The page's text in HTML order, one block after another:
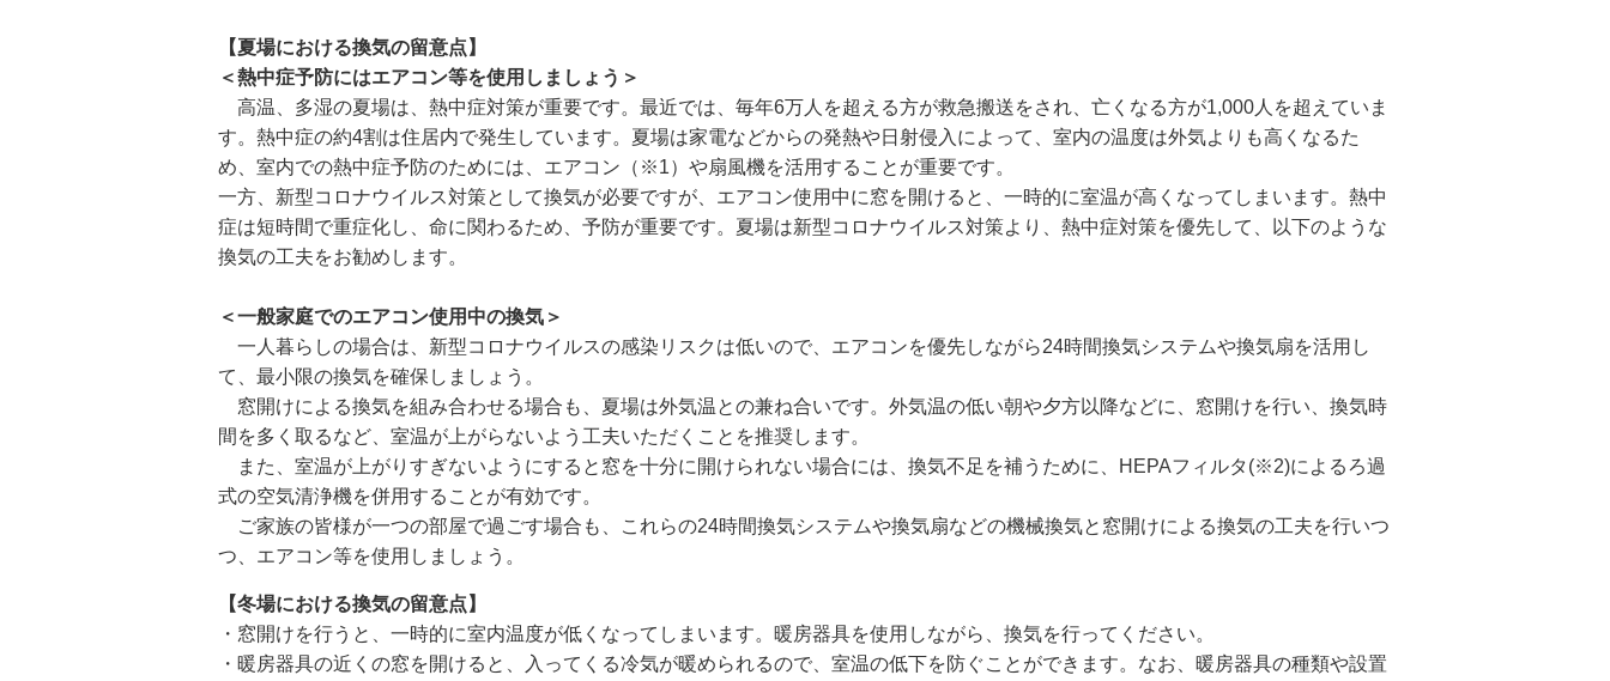
【夏場における換気の留意点】
＜熱中症予防にはエアコン等を使用しましょう＞
高温、多湿の夏場は、熱中症対策が重要です。最近では、毎年6万人を超える方が救急搬送をされ、亡くなる方が1,000人を超えていま
す。熱中症の約4割は住居内で発生しています。夏場は家電などからの発熱や日射侵入によって、室内の温度は外気よりも高くなるた
め、室内での熱中症予防のためには、エアコン（※1）や扇風機を活用することが重要です。
一方、新型コロナウイルス対策として換気が必要ですが、エアコン使用中に窓を開けると、一時的に室温が高くなってしまいます。熱中
症は短時間で重症化し、命に関わるため、予防が重要です。夏場は新型コロナウイルス対策より、熱中症対策を優先して、以下のような
換気の工夫をお勧めします。
＜一般家庭でのエアコン使用中の換気＞
一人暮らしの場合は、新型コロナウイルスの感染リスクは低いので、エアコンを優先しながら24時間換気システムや換気扇を活用し
て、最小限の換気を確保しましょう。
窓開けによる換気を組み合わせる場合も、夏場は外気温との兼ね合いです。外気温の低い朝や夕方以降などに、窓開けを行い、換気時
間を多く取るなど、室温が上がらないよう工夫いただくことを推奨します。
また、室温が上がりすぎないようにすると窓を十分に開けられない場合には、換気不足を補うために、HEPAフィルタ(※2)によるろ過
式の空気清浄機を併用することが有効です。
ご家族の皆様が一つの部屋で過ごす場合も、これらの24時間換気システムや換気扇などの機械換気と窓開けによる換気の工夫を行いつ
つ、エアコン等を使用しましょう。
【冬場における換気の留意点】
・窓開けを行うと、一時的に室内温度が低くなってしまいます。暖房器具を使用しながら、換気を行ってください。
・暖房器具の近くの窓を開けると、入ってくる冷気が暖められるので、室温の低下を防ぐことができます。なお、暖房器具の種類や設置